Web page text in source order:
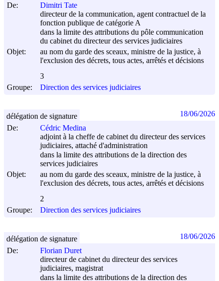
De:
Dimitri Tate
directeur de la communication, agent contractuel de la
fonction publique de catégorie A
dans la limite des attributions du pôle communication
du cabinet du directeur des services judiciaires
Objet:
au nom du garde des sceaux, ministre de la justice, à
l'exclusion des décrets, tous actes, arrêtés et décisions
3
Groupe:
Direction des services judiciaires
De:
Cédric Medina
adjoint à la cheffe de cabinet du directeur des services
judiciaires, attaché d'administration
dans la limite des attributions de la direction des
services judiciaires
Objet:
au nom du garde des sceaux, ministre de la justice, à
l'exclusion des décrets, tous actes, arrêtés et décisions
2
Groupe:
Direction des services judiciaires
délégation de signature 18/06/2026
De:
Florian Duret
directeur de cabinet du directeur des services
judiciaires, magistrat
dans la limite des attributions de la direction des
délégation de signature 18/06/2026